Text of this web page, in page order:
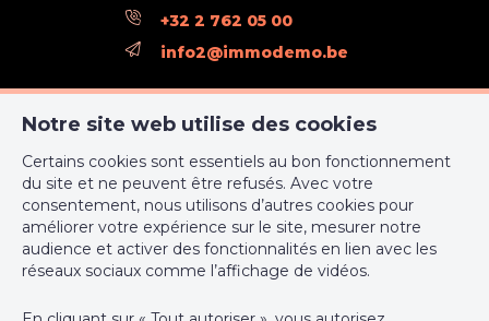
Notre site web utilise des cookies
Certains cookies sont essentiels au bon fonctionnement
du site et ne peuvent être refusés. Avec votre
consentement, nous utilisons d’autres cookies pour
améliorer votre expérience sur le site, mesurer notre
audience et activer des fonctionnalités en lien avec les
réseaux sociaux comme l’affichage de vidéos.
+32 2 762 05 00
info2@immodemo.be
1000 Bruxelles
+32 2 762 05 00
support@webulous.be